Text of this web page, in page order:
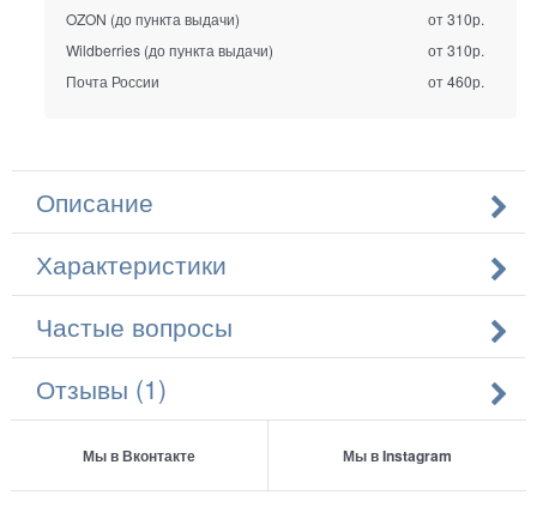
OZON (до пункта выдачи)
от 310р.
Wildberries (до пункта выдачи)
от 310р.
Почта России
от 460р.
Описание
Характеристики
Частые вопросы
Отзывы (1)
Мы в Вконтакте Мы в Instagram